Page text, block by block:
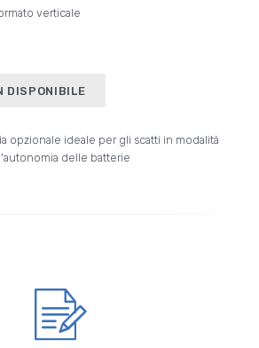
verticale
DISPONIBILE
opzionale ideale per gli scatti in modalità
delle batterie